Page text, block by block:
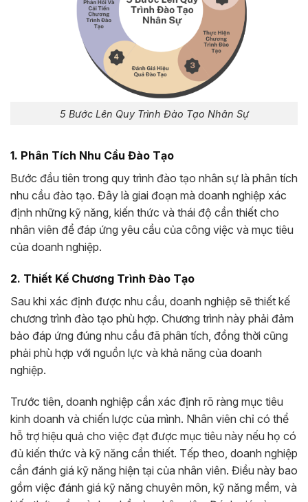
5 Bước Lên Quy Trình Đào Tạo Nhân Sự
1. Phân Tích Nhu Cầu Đào Tạo
Bước đầu tiên trong quy trình đào tạo nhân sự là phân tích
nhu cầu đào tạo. Đây là giai đoạn mà doanh nghiệp xác
định những kỹ năng, kiến thức và thái độ cần thiết cho
nhân viên để đáp ứng yêu cầu của công việc và mục tiêu
của doanh nghiệp.
2. Thiết Kế Chương Trình Đào Tạo
Sau khi xác định được nhu cầu, doanh nghiệp sẽ thiết kế
chương trình đào tạo phù hợp. Chương trình này phải đảm
bảo đáp ứng đúng nhu cầu đã phân tích, đồng thời cũng
phải phù hợp với nguồn lực và khả năng của doanh
nghiệp.
Trước tiên, doanh nghiệp cần xác định rõ ràng mục tiêu
kinh doanh và chiến lược của mình. Nhân viên chỉ có thể
hỗ trợ hiệu quả cho việc đạt được mục tiêu này nếu họ có
đủ kiến thức và kỹ năng cần thiết. Tếp theo, doanh nghiệp
cần đánh giá kỹ năng hiện tại của nhân viên. Điều này bao
gồm việc đánh giá kỹ năng chuyên môn, kỹ năng mềm, và